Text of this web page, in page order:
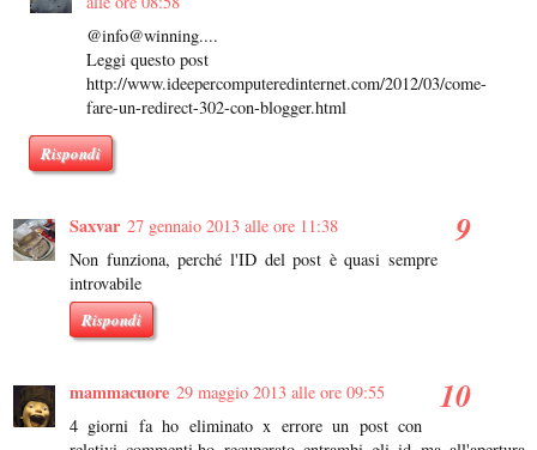
@info@winning....
Leggi questo post
http://www.ideepercomputeredinternet.com/2012/03/come-
fare-un-redirect-302-con-blogger.html
Rispondi
Saxvar 27 gennaio 2013 alle ore 11:38
Non funziona, perché l'ID del post è quasi sempre
introvabile
Rispondi
mammacuore 29 maggio 2013 alle ore 09:55
4 giorni fa ho eliminato x errore un post con